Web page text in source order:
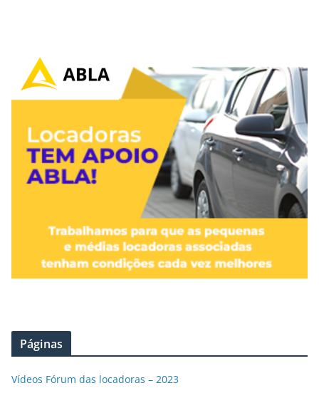
Páginas
Vídeos Fórum das locadoras – 2023